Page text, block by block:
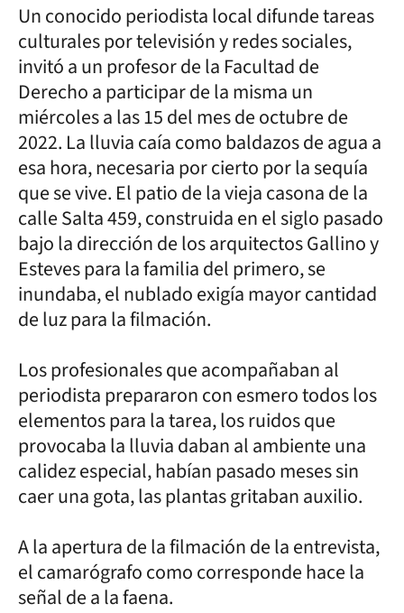
Un conocido periodista local difunde tareas
culturales por televisión y redes sociales,
invitó a un profesor de la Facultad de
Derecho a participar de la misma un
miércoles a las 15 del mes de octubre de
2022. La lluvia caía como baldazos de agua a
esa hora, necesaria por cierto por la sequía
que se vive. El patio de la vieja casona de la
calle Salta 459, construida en el siglo pasado
bajo la dirección de los arquitectos Gallino y
Esteves para la familia del primero, se
inundaba, el nublado exigía mayor cantidad
de luz para la filmación.
Los profesionales que acompañaban al
periodista prepararon con esmero todos los
elementos para la tarea, los ruidos que
provocaba la lluvia daban al ambiente una
calidez especial, habían pasado meses sin
caer una gota, las plantas gritaban auxilio.
A la apertura de la filmación de la entrevista,
el camarógrafo como corresponde hace la
señal de a la faena.